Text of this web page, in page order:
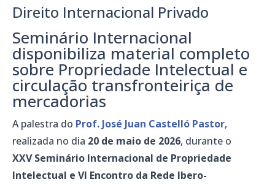
Direito Internacional Privado
Seminário Internacional
disponibiliza material completo
sobre Propriedade Intelectual e
circulação transfronteiriça de
mercadorias
A palestra do Prof. José Juan Castelló Pastor,
realizada no dia 20 de maio de 2026, durante o
XXV Seminário Internacional de Propriedade
Intelectual e VI Encontro da Rede Ibero-